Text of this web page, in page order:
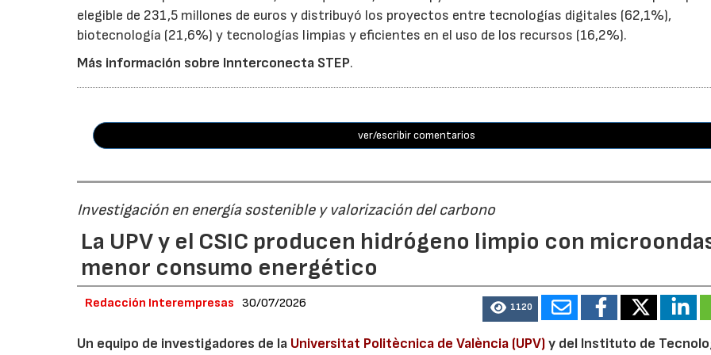
elegible de 231,5 millones de euros y distribuyó los proyectos entre tecnologías digitales (62,1%),
biotecnología (21,6%) y tecnologías limpias y eficientes en el uso de los recursos (16,2%).
Más información sobre Innterconecta STEP.
ver/escribir comentarios
Investigación en energía sostenible y valorización del carbono
La UPV y el CSIC producen hidrógeno limpio con
menor consumo energético
Redacción Interempresas 30/07/2026 1120
Un equipo de investigadores de la Universitat Politècnica de València (UPV)y del Instituto de